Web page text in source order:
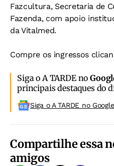
Fazcultura, Secretaria de
Fazenda, com apoio
da Vitalmed.
Compre os ingressos
Siga o A TARDE no
principais destaques do
Siga o A TARDE no
Compartilhe essa
amigos